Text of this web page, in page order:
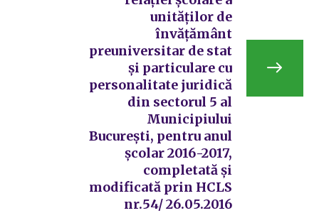
unităților de
învățământ
preuniversitar de stat
și particulare cu
personalitate juridică
din sectorul 5 al
Municipiului
București, pentru anul
școlar 2016-2017,
completată și
modificată prin HCLS
nr.54/ 26.05.2016